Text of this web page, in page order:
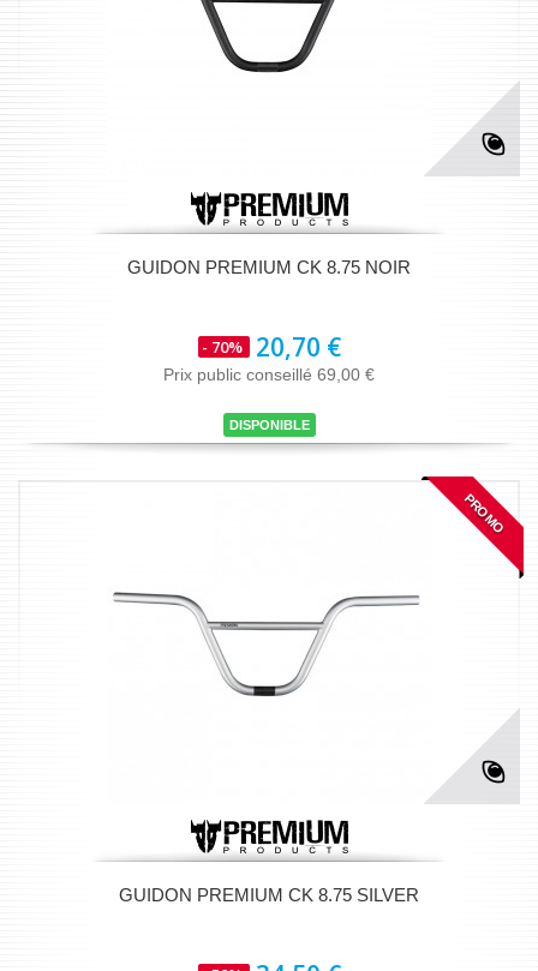
GUIDON PREMIUM CK 8.75 NOIR
- 70% 20,70 €
Prix public conseillé 69,00 €
DISPONIBLE
PROMO
GUIDON PREMIUM CK 8.75 SILVER